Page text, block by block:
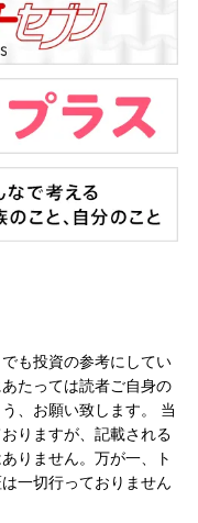
も投資の参考にしてい
たっては読者ご自身の
、お願い致します。 当
りますが、記載される
りません。万が一、ト
一切行っておりません